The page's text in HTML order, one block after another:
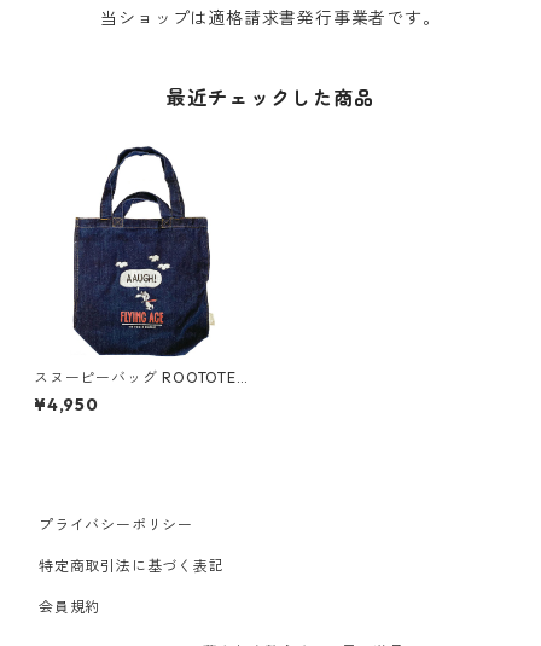
当ショップは適格請求書発行事業者です。
最近チェックした商品
スヌーピーバッグ ROOTOTE
ルートート トール.デニム.ピー
ナッツ 2wayトート フライン
¥4,950
プライバシーポリシー
特定商取引法に基づく表記
会員規約